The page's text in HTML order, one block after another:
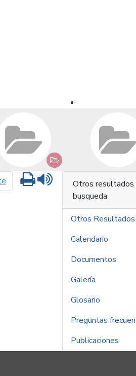
página siguiente
Imprimir
Otros resultados
busqueda
Otros Resultados
Calendario
Documentos
Galería
Glosario
Preguntas
Publicaciones